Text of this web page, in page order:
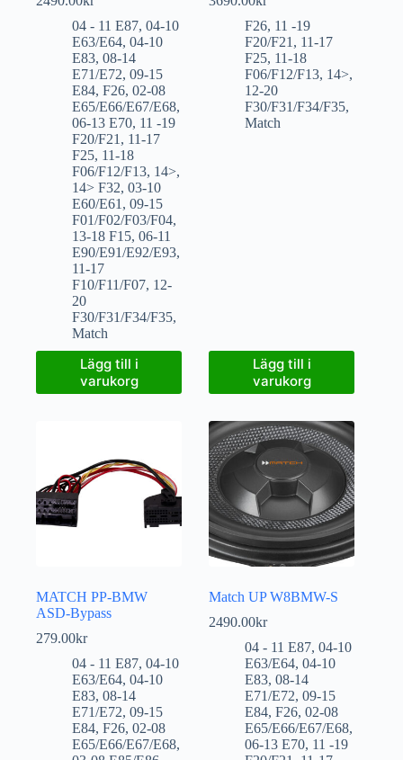
04 - 11 E87, 04-10
E63/E64, 04-10
E83, 08-14
E71/E72, 09-15
E84, F26, 02-08
E65/E66/E67/E68,
06-13 E70, 11 -19
F20/F21 , 11-17
F25, 11-18
F06/F12/F13, 14>,
14> F32, 03-10
E60/E61 , 09-15
F01/F02/F03/F04,
13-18 F15, 06-11
E90/E91/E92/E93,
11-17
F10/F11/F07, 12-
20
F30/F31/F34/F35,
Match
Lägg till i
varukorg
F26, 11 -19
F20/F21 , 11-17
F25, 11-18
F06/F12/F13, 14>,
12-20
F30/F31/F34/F35,
Match
Lägg till i
varukorg
MATCH PP-BMW
ASD-Bypass
279.00kr
04 - 11 E87, 04-10
E63/E64, 04-10
E83, 08-14
E71/E72, 09-15
E84, F26, 02-08
E65/E66/E67/E68,
Match UP W8BMW-S
2490.00kr
04 - 11 E87,04-10
E63/E64,04-10
E83,08-14
E71/E72,09-15
E84,F26,02-08
E65/E66/E67/E68,
06-13 E70, 11 -19